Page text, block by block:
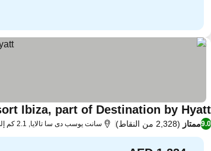
Ibiza, part of Destination by Hyatt
9.0ممتاز (2,328 من النقاط) سانت يوسب دى سا تالايا, 2.1 كم إلى كالا تاريدا